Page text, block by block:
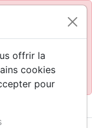
connecter
de la Bible
offrir la
cookies
pour